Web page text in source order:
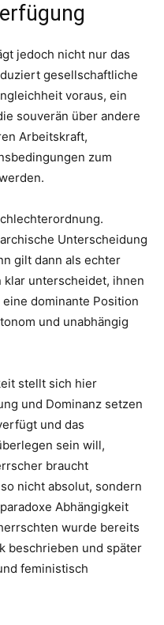
jedoch nicht nur das
gesellschaftliche
voraus, ein
souverän über andere
Arbeitskraft,
zum
Unterscheidung
gilt dann als echter
klar unterscheidet, ihnen
dominante Position
und unabhängig
stellt sich hier
und Dominanz setzen
und das
sein will,
braucht
nicht absolut, sondern
Abhängigkeit
wurde bereits
beschrieben und später
feministisch